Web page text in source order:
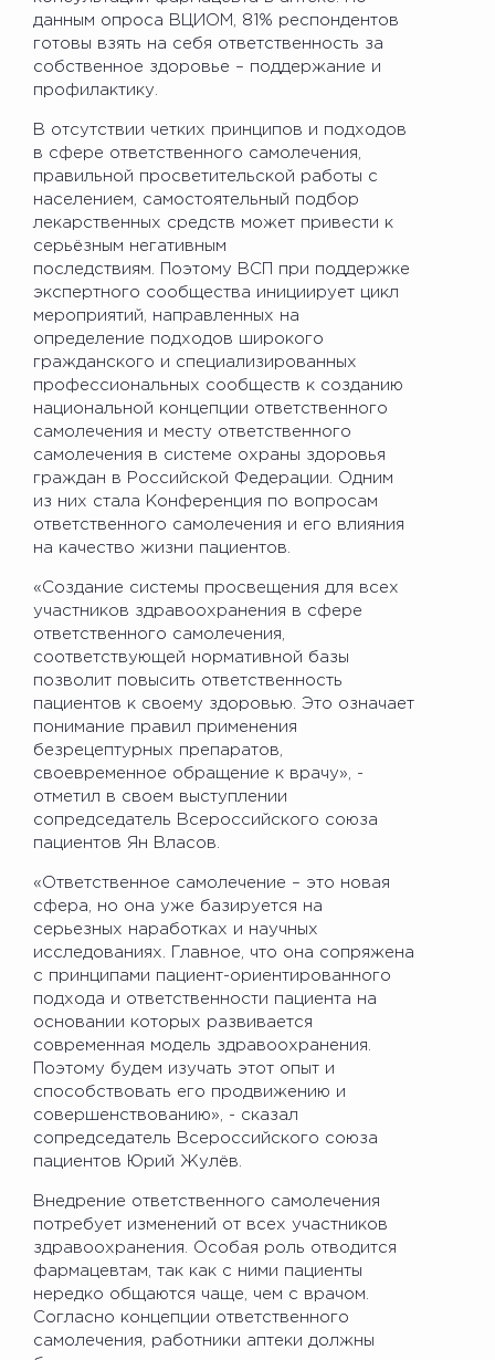
данным опроса ВЦИОМ, 81% респондентов
готовы взять на себя ответственность за
собственное здоровье – поддержание и
профилактику.
В отсутствии четких принципов и подходов
в сфере ответственного самолечения,
правильной просветительской работы с
населением, самостоятельный подбор
лекарственных средств может привести к
серьёзным негативным
последствиям. Поэтому ВСП при поддержке
экспертного сообщества инициирует цикл
мероприятий, направленных на
определение подходов широкого
гражданского и специализированных
профессиональных сообществ к созданию
национальной концепции ответственного
самолечения и месту ответственного
самолечения в системе охраны здоровья
граждан в Российской Федерации. Одним
из них стала Конференция по вопросам
ответственного самолечения и его влияния
на качество жизни пациентов.
«Создание системы просвещения для всех
участников здравоохранения в сфере
ответственного самолечения,
соответствующей нормативной базы
позволит повысить ответственность
пациентов к своему здоровью. Это означает
понимание правил применения
безрецептурных препаратов,
своевременное обращение к врачу», -
отметил в своем выступлении
сопредседатель Всероссийского союза
пациентов Ян Власов.
«Ответственное самолечение – это новая
сфера, но она уже базируется на
серьезных наработках и научных
исследованиях. Главное, что она сопряжена
с принципами пациент-ориентированного
подхода и ответственности пациента на
основании которых развивается
современная модель здравоохранения.
Поэтому будем изучать этот опыт и
способствовать его продвижению и
совершенствованию», - сказал
сопредседатель Всероссийского союза
пациентов Юрий Жулёв.
Внедрение ответственного самолечения
потребует изменений от всех участников
здравоохранения. Особая роль отводится
фармацевтам, так как с ними пациенты
нередко общаются чаще, чем с врачом.
Согласно концепции ответственного
самолечения, работники аптеки должны